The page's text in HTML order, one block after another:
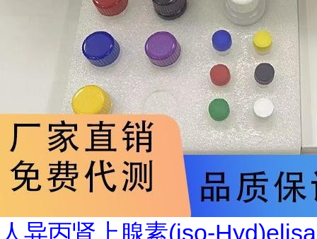
人异丙肾上腺素(iso-Hyd)elisa